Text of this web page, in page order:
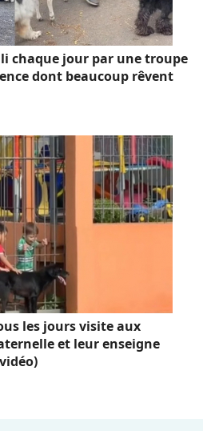
chaque jour par une troupe
dont beaucoup rêvent
les jours visite aux
et leur enseigne